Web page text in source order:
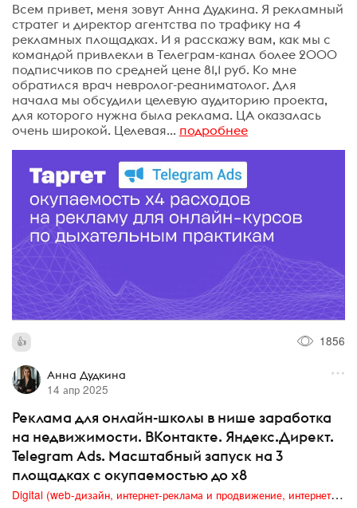
Всем привет, меня зовут Анна Дудкина. Я рекламный
стратег и директор агентства по трафику на 4
рекламных площадках. И я расскажу вам, как мы с
командой привлекли в Телеграм-канал более 2000
подписчиков по средней цене 81,1 руб. Ко мне
обратился врач невролог-реаниматолог. Для
начала мы обсудили целевую аудиторию проекта,
для которого нужна была реклама. ЦА оказалась
очень широкой. Целевая... подробнее
1856
Анна Дудкина
14 апр 2025
Реклама для онлайн-школы в нише заработка
на недвижимости. ВКонтакте. Яндекс.Директ.
Telegram Ads. Масштабный запуск на 3
площадках с окупаемостью до х8
Digital (web-дизайн, интернет-реклама и продвижение, интернет-сообщества и блоги, интернет-коммуникации, мобильный маркетинг, реклама на цифровых экранах)